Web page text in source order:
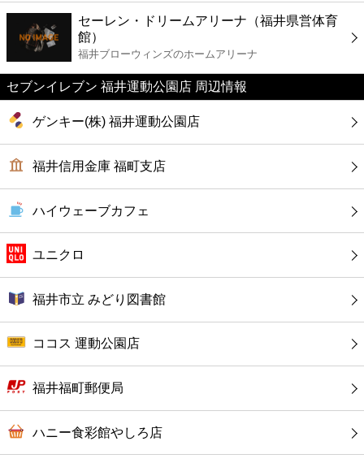
カフェ
ショッピング
銀行
公共
病院
ホテル
セーレン・ドリームアリーナ（福井県営体育
館）
福井ブローウィンズのホームアリーナ
セブンイレブン 福井運動公園店 周辺情報
ゲンキー(株) 福井運動公園店
福井信用金庫 福町支店
ハイウェーブカフェ
ユニクロ
福井市立 みどり図書館
ココス 運動公園店
福井福町郵便局
ハニー食彩館やしろ店